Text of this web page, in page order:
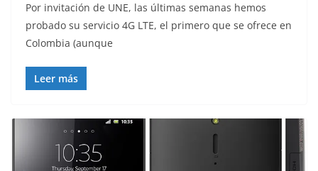
Por invitación de UNE, las últimas semanas hemos
probado su servicio 4G LTE, el primero que se ofrece en
Colombia (aunque
Leer más